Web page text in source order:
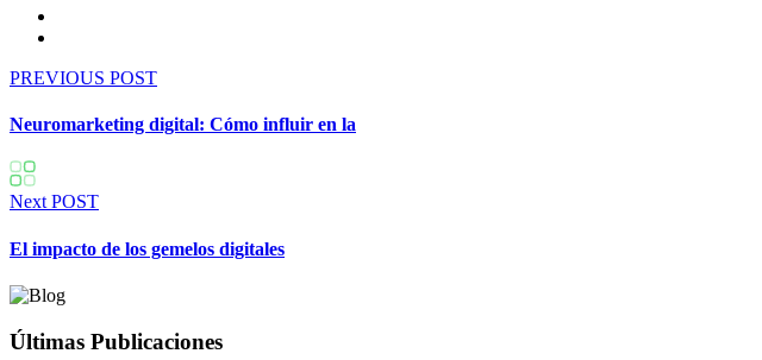
PREVIOUS POST
Neuromarketing digital: Cómo influir en la
Next POST
El impacto de los gemelos digitales
Últimas Publicaciones